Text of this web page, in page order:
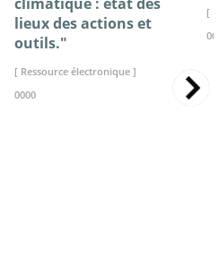
lieux des actions et
outils."
[ Ressource électronique ]
0000
[